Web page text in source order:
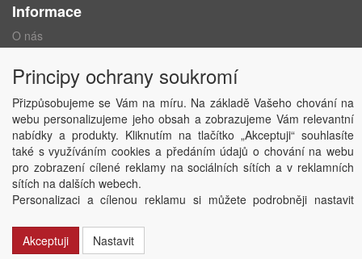
Informace
O nás
Obchodní podmínky
Ochrana osobních údajů
Kontakt
Losování účtenek
Aktuality
Nastavení soukromí
Copyright © ABRA Software a.s. 2020
Principy ochrany soukromí
Přizpůsobujeme se Vám na míru. Na základě Vašeho chování na
webu personalizujeme jeho obsah a zobrazujeme Vám relevantní
nabídky a produkty. Kliknutím na tlačítko „Akceptuji“ souhlasíte
také s využíváním cookies a předáním údajů o chování na webu
pro zobrazení cílené reklamy na sociálních sítích a v reklamních
sítích na dalších webech.
Personalizaci a cílenou reklamu si můžete podrobněji nastavit
Akceptuji
Nastavit